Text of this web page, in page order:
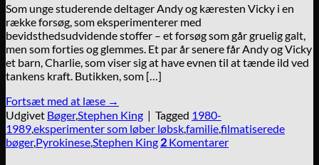
Som unge studerende deltager Andy og kæresten Vicky i en
række forsøg, som eksperimenterer med
bevidsthedsudvidende stoffer – et forsøg som går gruelig galt,
men som forties og glemmes. Et par år senere får Andy og Vicky
et barn, Charlie, som viser sig at have evnen til at tænde ild ved
tankens kraft. Butikken, som […]
Fortsæt med at læse →
Udgivet Bøger,Stephen King | Tagged 1980-
1989eksperimenter som løber løbskfamiliefilmatiserede
bøger,Pyrokinese Stephen King 2 Komentarer